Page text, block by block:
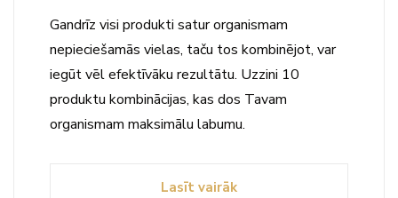
Gandrīz visi produkti satur organismam
nepieciešamās vielas, taču tos kombinējot, var
iegūt vēl efektīvāku rezultātu. Uzzini 10
produktu kombinācijas, kas dos Tavam
organismam maksimālu labumu.
Lasīt vairāk